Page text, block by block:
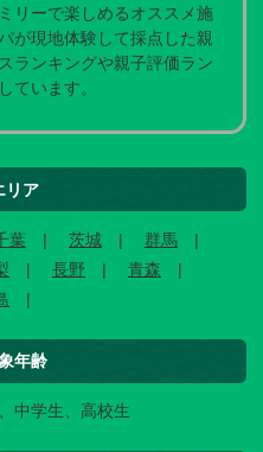
リーで楽しめるオススメ施
が現地体験して採点した親
ランキングや親子評価ラン
ています。
リア
葉 茨城
群馬
長野
青森
年齢
中学生、高校生